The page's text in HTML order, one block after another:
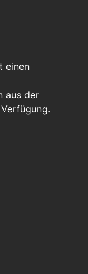
einen
aus der